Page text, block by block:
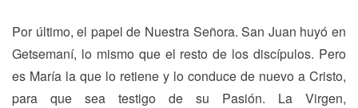
Por último, el papel de Nuestra Señora. San Juan huyó en
Getsemaní, lo mismo que el resto de los discípulos. Pero
es María la que lo retiene y lo conduce de nuevo a Cristo,
para que sea testigo de su Pasión. La Virgen,